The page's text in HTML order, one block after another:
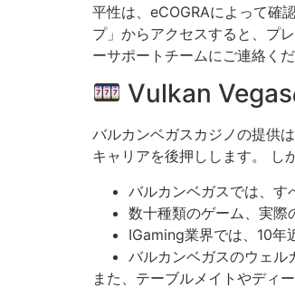
平性は、eCOGRAによって確
プ」からアクセスすると、プ
ーサポートチームにご連絡く
Vulkan
バルカンベガスカジノの提供
キャリアを後押しします。 し
バルカンベガスでは、す
数十種類のゲーム、実際
IGaming業界では、10年
バルカンベガスのウェル
また、テーブルメイトやディ